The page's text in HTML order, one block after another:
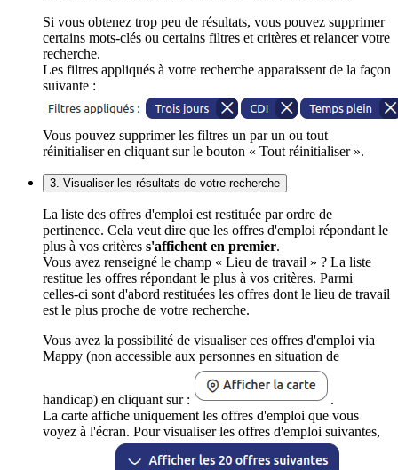
Si vous obtenez trop peu de résultats, vous pouvez supprimer
certains mots-clés ou certains filtres et critères et relancer votre
recherche.
Les filtres appliqués à votre recherche apparaissent de la façon
suivante :
Vous pouvez supprimer les filtres un par un ou tout
réinitialiser en cliquant sur le bouton « Tout réinitialiser ».
3. Visualiser les résultats de votre recherche
La liste des offres d'emploi est restituée par ordre de
pertinence. Cela veut dire que les offres d'emploi répondant le
plus à vos critères s'affichent en premier.
Vous avez renseigné le champ « Lieu de travail » ? La liste
restitue les offres répondant le plus à vos critères. Parmi
celles-ci sont d'abord restituées les offres dont le lieu de travail
est le plus proche de votre recherche.
Vous avez la possibilité de visualiser ces offres d'emploi via
Mappy (non accessible aux personnes en situation de
handicap) en cliquant sur :
.
La carte affiche uniquement les offres d'emploi que vous
voyez à l'écran. Pour visualiser les offres d'emploi suivantes,